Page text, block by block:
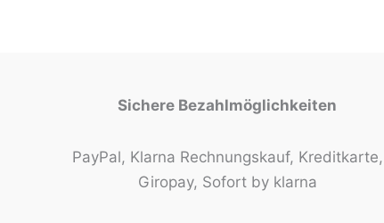
Sichere Bezahlmöglichkeiten
PayPal, Klarna Rechnungskauf, Kreditkarte,
Giropay, Sofort by klarna